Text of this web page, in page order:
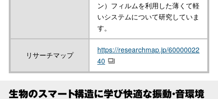
ン）フィルムを利用した薄くて軽
いシステムについて研究していま
す。
リサーチマップ
https://researchmap.jp/60000022
40
生物のスマート構造に学び快適な振動・音環境